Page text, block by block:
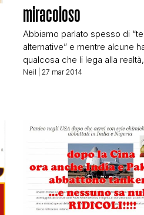
miracoloso
Abbiamo parlato spesso di
alternative” e mentre alcune
qualcosa che li lega alla
sono campate per aria. Ci sono
comemigliorare.com, sito che
mission: Come nutrirsi e
come nutrire le proprie
Neil | 27 mar 2014